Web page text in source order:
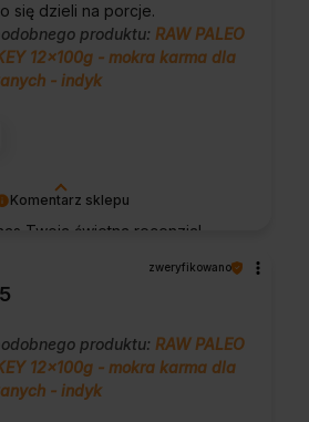
Komentarz sklepu
Twoja świetna recenzja!
Ty i jesteśmy zadowoleni,
Mamy nadzieję, że do nas
się dzieli na porcje.
produktu: RAW PALEO
12x100g - mokra karma dla
- indyk
zweryfikowano
5
produktu: RAW PALEO
12x100g - mokra karma dla
- indyk